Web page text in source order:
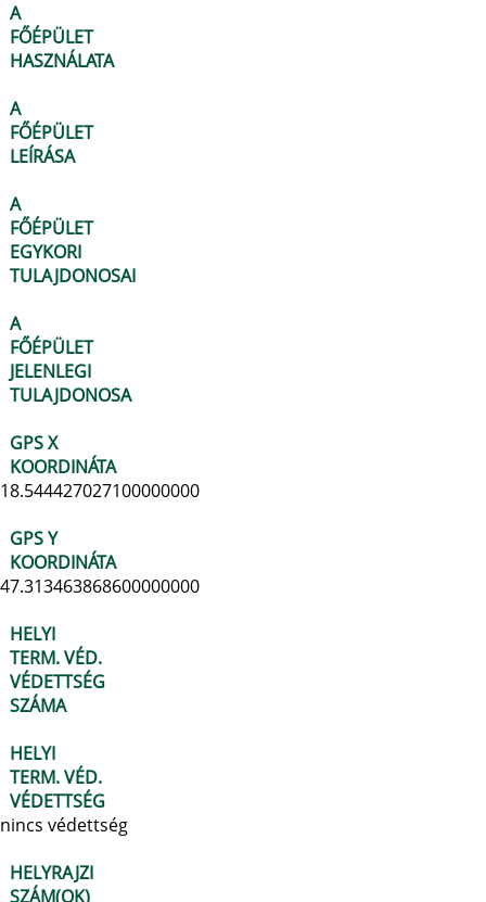
A
FŐÉPÜLET
HASZNÁLATA
A
FŐÉPÜLET
LEÍRÁSA
A
FŐÉPÜLET
EGYKORI
TULAJDONOSAI
A
FŐÉPÜLET
JELENLEGI
TULAJDONOSA
GPS X
KOORDINÁTA
18.544427027100000000
GPS Y
KOORDINÁTA
47.313463868600000000
HELYI
TERM. VÉD.
VÉDETTSÉG
SZÁMA
HELYI
TERM. VÉD.
VÉDETTSÉG
nincs védettség
HELYRAJZI
SZÁM(OK)